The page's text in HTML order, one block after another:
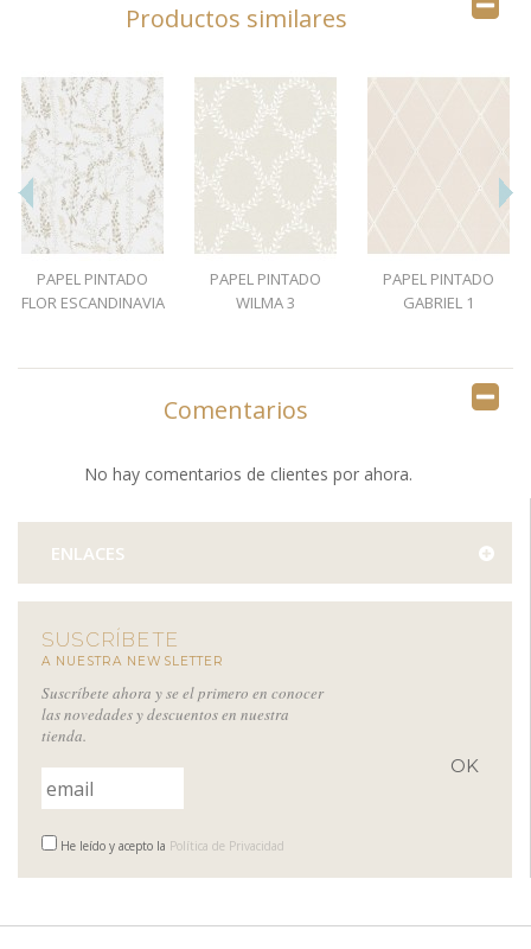
Productos similares
PAPEL PINTADO
FLOR ESCANDINAVIA
PAPEL PINTADO
WILMA 3
PAPEL PINTADO
GABRIEL 1
Comentarios
No hay comentarios de clientes por ahora.
ENLACES
SUSCRÍBETE
A NUESTRA NEWSLETTER
Suscríbete ahora y se el primero en conocer
las novedades y descuentos en nuestra
tienda.
He leído y acepto la Política de Privacidad